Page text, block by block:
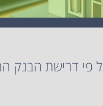
פי דרישת הבנק